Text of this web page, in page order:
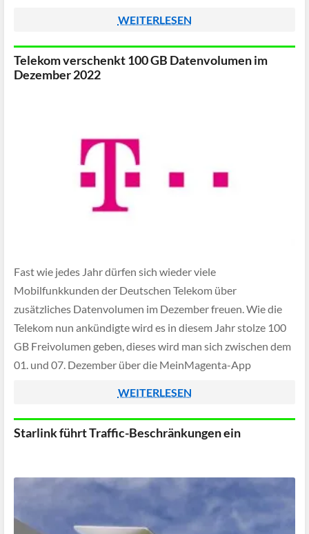
Inklusivvolumens weitere 2 Gigabyte Volumen für […]
WEITERLESEN
Telekom verschenkt 100 GB Datenvolumen im
Dezember 2022
Fast wie jedes Jahr dürfen sich wieder viele
Mobilfunkkunden der Deutschen Telekom über
zusätzliches Datenvolumen im Dezember freuen. Wie die
Telekom nun ankündigte wird es in diesem Jahr stolze 100
GB Freivolumen geben, dieses wird man sich zwischen dem
01. und 07. Dezember über die MeinMagenta-App
WEITERLESEN
Starlink führt Traffic-Beschränkungen ein